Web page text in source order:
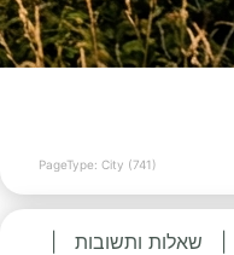
PageType: City (741)
שאלות ותשובות